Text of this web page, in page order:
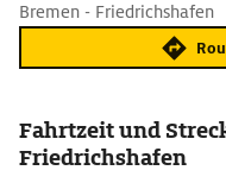
Bremen - Friedrichshafen
Fahrtzeit und
Friedrichshafen